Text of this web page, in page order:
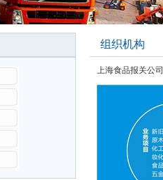
组织机构
上海食品报关公司